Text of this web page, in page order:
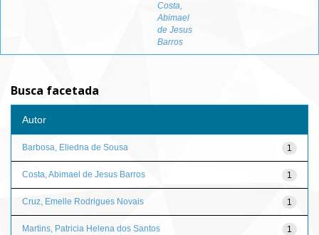
Costa,
Abimael
de Jesus
Barros
Busca facetada
Autor
1
Barbosa, Eliedna de Sousa
1
Costa, Abimael de Jesus Barros
1
Cruz, Emelle Rodrigues Novais
1
Martins, Patricia Helena dos Santos